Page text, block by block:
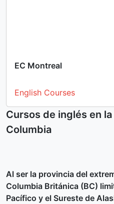
EC Montreal
English Courses
Cursos de inglés en
Columbia
Al ser la provincia del
Columbia Británica (BC)
Pacífico y el Sureste de